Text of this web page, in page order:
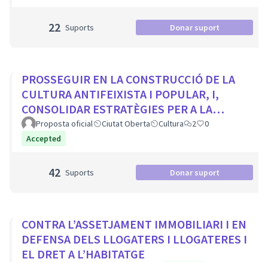
22 Suports Donar suport
PROSSEGUIR EN LA CONSTRUCCIÓ DE LA
CULTURA ANTIFEIXISTA I POPULAR, I,
CONSOLIDAR ESTRATÈGIES PER A LA
VISIBILITZACIÓ DE LA MEMÒRIA
DEMOCRÀTICA CIUTADA
Proposta oficial Ciutat Oberta Cultura 2
0
Accepted
42 Suports Donar suport
CONTRA L’ASSETJAMENT IMMOBILIARI I EN
DEFENSA DELS LLOGATERS I LLOGATERES I
EL DRET A L’HABITATGE